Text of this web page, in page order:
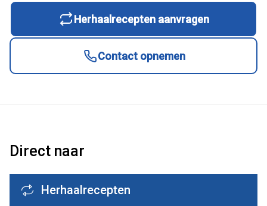
Herhaalrecepten aanvragen
Contact opnemen
Direct naar
Herhaalrecepten